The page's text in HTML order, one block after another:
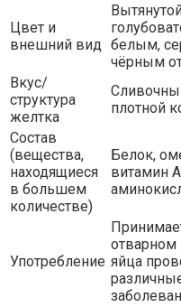
Цвет и
внешний вид белым,
чёрным
Вкус/
структура
желтка
плотной
Состав
(вещества,
находящиеся
в большем
количестве)
Белок,
витамин
Употребление яйца